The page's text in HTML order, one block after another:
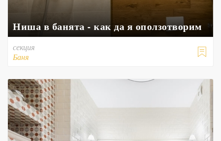
Ниша в банята - как да я оползотворим

секция
Баня